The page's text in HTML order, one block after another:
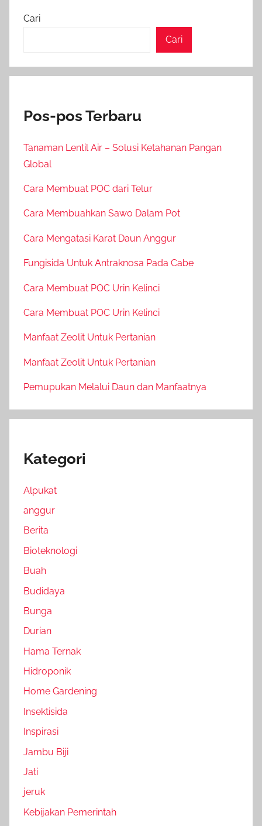
Cari
Cari
Pos-pos Terbaru
Tanaman Lentil Air – Solusi Ketahanan Pangan
Global
Cara Membuat POC dari Telur
Cara Membuahkan Sawo Dalam Pot
Cara Mengatasi Karat Daun Anggur
Fungisida Untuk Antraknosa Pada Cabe
Cara Membuat POC Urin Kelinci
Cara Membuat POC Urin Kelinci
Manfaat Zeolit Untuk Pertanian
Manfaat Zeolit Untuk Pertanian
Pemupukan Melalui Daun dan Manfaatnya
Kategori
Alpukat
anggur
Berita
Bioteknologi
Buah
Budidaya
Bunga
Durian
Hama Ternak
Hidroponik
Home Gardening
Insektisida
Inspirasi
Jambu Biji
Jati
jeruk
Kebijakan Pemerintah